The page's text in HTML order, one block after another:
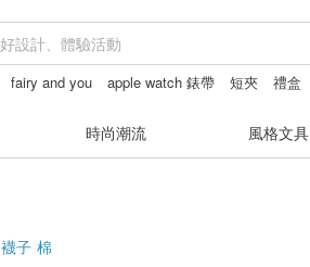
fairy and you apple watch 錶帶 短夾 禮盒
時尚潮流 風格文具
襪子 棉